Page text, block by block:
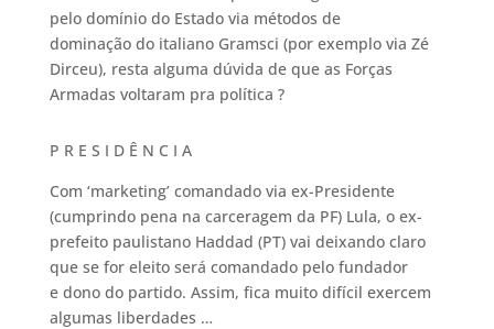
pelo domínio do Estado via métodos de
dominação do italiano Gramsci (por exemplo via Zé
Dirceu), resta alguma dúvida de que as Forças
Armadas voltaram pra política ?
P R E S I D Ê N C I A
Com ‘marketing’ comandado via ex-Presidente
(cumprindo pena na carceragem da PF) Lula, o ex-
prefeito paulistano Haddad (PT) vai deixando claro
que se for eleito será comandado pelo fundador
e dono do partido. Assim, fica muito difícil exercem
algumas liberdades …